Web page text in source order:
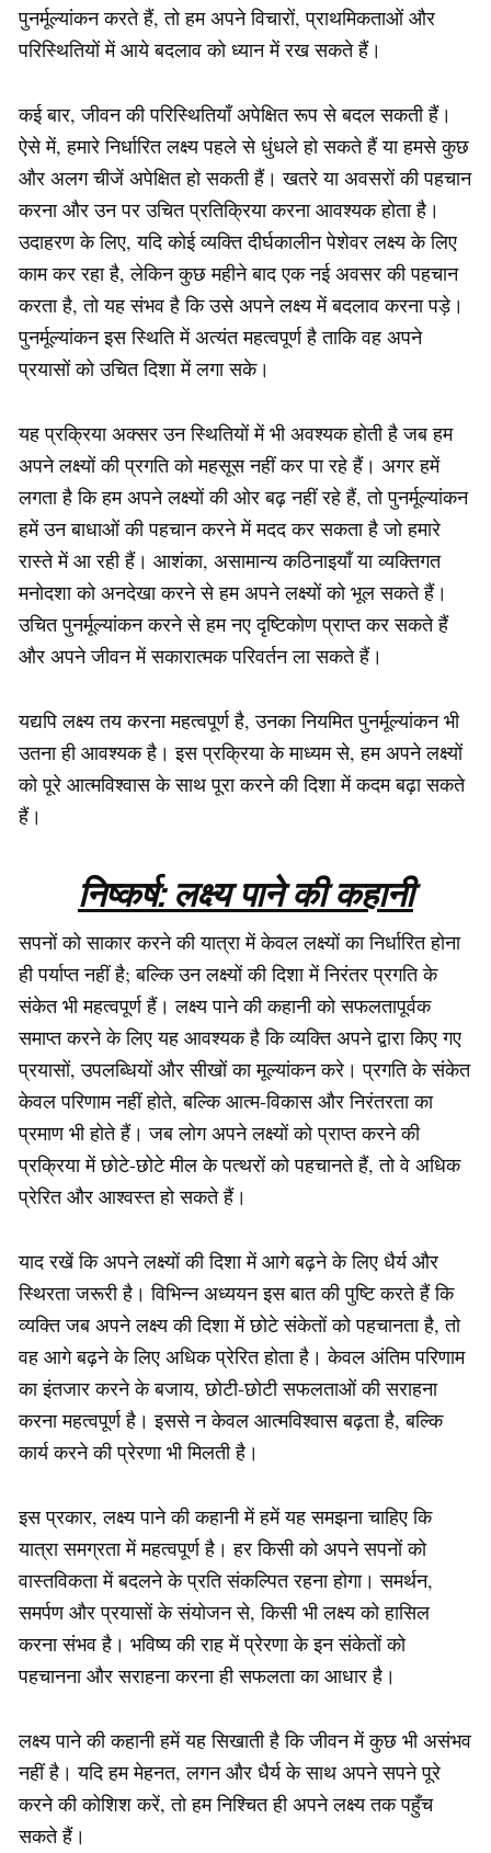
पुनर्मूल्यांकन करते हैं, तो हम अपने विचारों, प्राथमिकताओं और
परिस्थितियों में आये बदलाव को ध्यान में रख सकते हैं।
कई बार, जीवन की परिस्थितियाँ अपेक्षित रूप से बदल सकती हैं।
ऐसे में, हमारे निर्धारित लक्ष्य पहले से धुंधले हो सकते हैं या हमसे कुछ
और अलग चीजें अपेक्षित हो सकती हैं। खतरे या अवसरों की पहचान
करना और उन पर उचित प्रतिक्रिया करना आवश्यक होता है।
उदाहरण के लिए, यदि कोई व्यक्ति दीर्घकालीन पेशेवर लक्ष्य के लिए
काम कर रहा है, लेकिन कुछ महीने बाद एक नई अवसर की पहचान
करता है, तो यह संभव है कि उसे अपने लक्ष्य में बदलाव करना पड़े।
पुनर्मूल्यांकन इस स्थिति में अत्यंत महत्वपूर्ण है ताकि वह अपने
प्रयासों को उचित दिशा में लगा सके।
यह प्रक्रिया अक्सर उन स्थितियों में भी अवश्यक होती है जब हम
अपने लक्ष्यों की प्रगति को महसूस नहीं कर पा रहे हैं। अगर हमें
लगता है कि हम अपने लक्ष्यों की ओर बढ़ नहीं रहे हैं, तो पुनर्मूल्यांकन
हमें उन बाधाओं की पहचान करने में मदद कर सकता है जो हमारे
रास्ते में आ रही हैं। आशंका, असामान्य कठिनाइयाँ या व्यक्तिगत
मनोदशा को अनदेखा करने से हम अपने लक्ष्यों को भूल सकते हैं।
उचित पुनर्मूल्यांकन करने से हम नए दृष्टिकोण प्राप्त कर सकते हैं
और अपने जीवन में सकारात्मक परिवर्तन ला सकते हैं।
यद्यपि लक्ष्य तय करना महत्वपूर्ण है, उनका नियमित पुनर्मूल्यांकन भी
उतना ही आवश्यक है। इस प्रक्रिया के माध्यम से, हम अपने लक्ष्यों
को पूरे आत्मविश्वास के साथ पूरा करने की दिशा में कदम बढ़ा सकते
हैं।
निष्कर्ष: लक्ष्य पाने की कहानी
सपनों को साकार करने की यात्रा में केवल लक्ष्यों का निर्धारित होना
ही पर्याप्त नहीं है; बल्कि उन लक्ष्यों की दिशा में निरंतर प्रगति के
संकेत भी महत्वपूर्ण हैं। लक्ष्य पाने की कहानी को सफलतापूर्वक
समाप्त करने के लिए यह आवश्यक है कि व्यक्ति अपने द्वारा किए गए
प्रयासों, उपलब्धियों और सीखों का मूल्यांकन करे। प्रगति के संकेत
केवल परिणाम नहीं होते, बल्कि आत्म-विकास और निरंतरता का
प्रमाण भी होते हैं। जब लोग अपने लक्ष्यों को प्राप्त करने की
प्रक्रिया में छोटे-छोटे मील के पत्थरों को पहचानते हैं, तो वे अधिक
प्रेरित और आश्वस्त हो सकते हैं।
याद रखें कि अपने लक्ष्यों की दिशा में आगे बढ़ने के लिए धैर्य और
स्थिरता जरूरी है। विभिन्न अध्ययन इस बात की पुष्टि करते हैं कि
व्यक्ति जब अपने लक्ष्य की दिशा में छोटे संकेतों को पहचानता है, तो
वह आगे बढ़ने के लिए अधिक प्रेरित होता है। केवल अंतिम परिणाम
का इंतजार करने के बजाय, छोटी-छोटी सफलताओं की सराहना
करना महत्वपूर्ण है। इससे न केवल आत्मविश्वास बढ़ता है, बल्कि
कार्य करने की प्रेरणा भी मिलती है।
इस प्रकार, लक्ष्य पाने की कहानी में हमें यह समझना चाहिए कि
यात्रा समग्रता में महत्वपूर्ण है। हर किसी को अपने सपनों को
वास्तविकता में बदलने के प्रति संकल्पित रहना होगा। समर्थन,
समर्पण और प्रयासों के संयोजन से, किसी भी लक्ष्य को हासिल
करना संभव है। भविष्य की राह में प्रेरणा के इन संकेतों को
पहचानना और सराहना करना ही सफलता का आधार है।
लक्ष्य पाने की कहानी हमें यह सिखाती है कि जीवन में कुछ भी असंभव
नहीं है। यदि हम मेहनत, लगन और धैर्य के साथ अपने सपने पूरे
करने की कोशिश करें, तो हम निश्चित ही अपने लक्ष्य तक पहुँच
सकते हैं।